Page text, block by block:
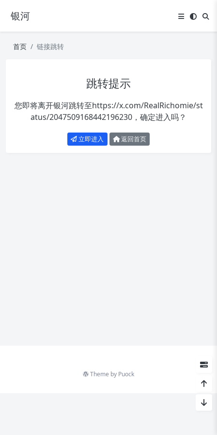
银河
首页 链接跳转
跳转提示
您即将离开银河跳转至https://x.com/RealRichomie/st
atus/2047509168442196230 ，确定进入吗？
立即进入 返回首页
Theme by Puock